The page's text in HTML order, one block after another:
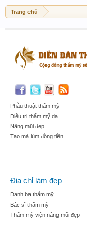
Trang chủ
Phẫu thuật thẩm mỹ
Điều trị thẩm mỹ da
Nâng mũi đẹp
Tạo mà lúm đồng tiền
Địa chỉ làm đẹp
Danh bạ thẩm mỹ
Bác sĩ thẩm mỹ
Thẩm mỹ viện nâng mũi đẹp